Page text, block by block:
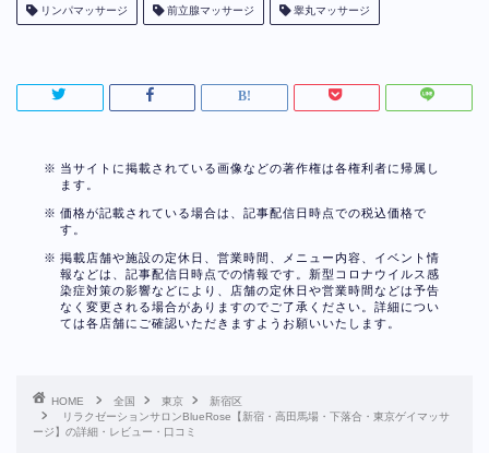
リンパマッサージ 前立腺マッサージ 睾丸マッサージ
当サイトに掲載されている画像などの著作権は各権利者に帰属し
ます。
価格が記載されている場合は、記事配信日時点での税込価格で
す。
掲載店舗や施設の定休日、営業時間、メニュー内容、イベント情
報などは、記事配信日時点での情報です。新型コロナウイルス感
染症対策の影響などにより、店舗の定休日や営業時間などは予告
なく変更される場合がありますのでご了承ください。詳細につい
ては各店舗にご確認いただきますようお願いいたします。
HOME 全国 東京
新宿区
リラクゼーションサロンBlueRose【新宿・高田馬場・下落合・東京ゲイマッサ
ージ】の詳細・レビュー・口コミ